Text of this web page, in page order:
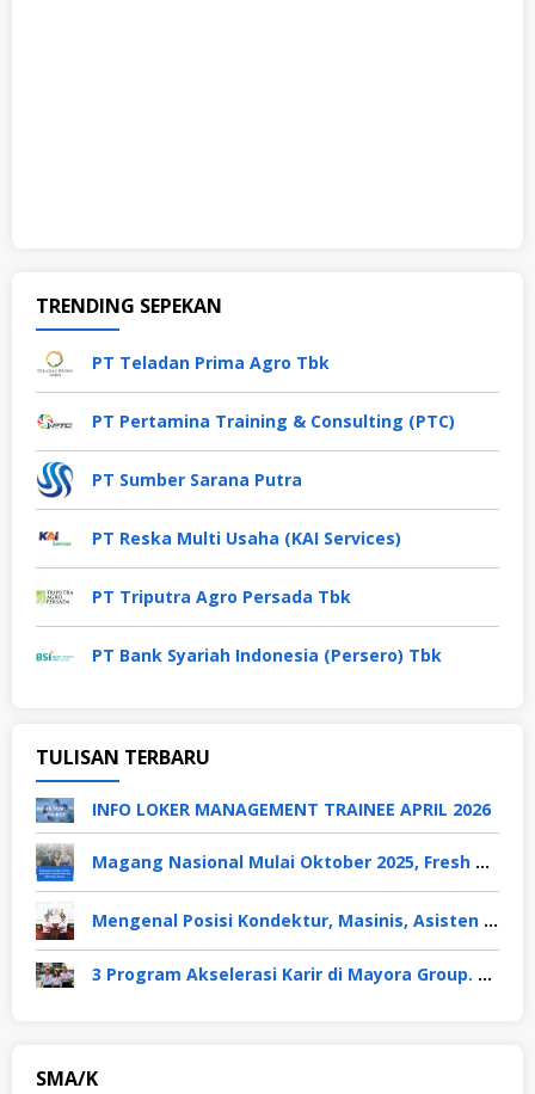
TRENDING SEPEKAN
PT Teladan Prima Agro Tbk
PT Pertamina Training & Consulting (PTC)
PT Sumber Sarana Putra
PT Reska Multi Usaha (KAI Services)
PT Triputra Agro Persada Tbk
PT Bank Syariah Indonesia (Persero) Tbk
TULISAN TERBARU
INFO LOKER MANAGEMENT TRAINEE APRIL 2026
Magang Nasional Mulai Oktober 2025, Fresh Graduate Dapat Gaji UMP Selama 6 Bulan
Mengenal Posisi Kondektur, Masinis, Asisten PPKA, Pemeliharaan Sarana dan Prasarana, Polsuska (Polisi Khusus Kereta Api), di PT KAI
3 Program Akselerasi Karir di Mayora Group. Apa Saja? Berikut Penjelasannya
SMA/K